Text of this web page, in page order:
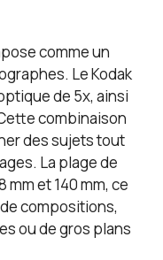
comme un
Le Kodak
de 5x, ainsi
combinaison
des sujets tout
La plage de
et 140 mm, ce
compositions,
ou de gros plans